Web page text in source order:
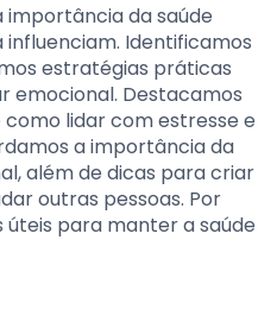
importância da saúde
Identificamos
estratégias práticas
Destacamos
lidar com estresse e
a importância da
além de dicas para criar
outras pessoas. Por
para manter a saúde